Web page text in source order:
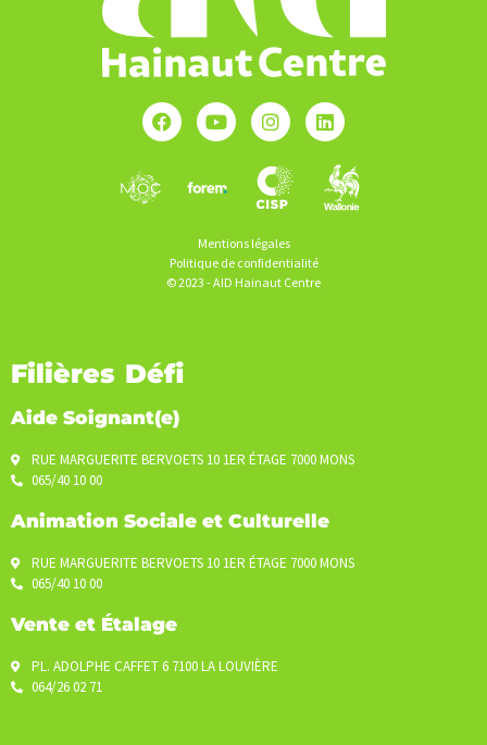
Mentions légales
Politique de confidentialité
© 2023 - AID Hainaut Centre
Filières Défi
Aide Soignant(e)
RUE MARGUERITE BERVOETS 10 1ER ÉTAGE 7000 MONS
065/40 10 00
Animation Sociale et Culturelle
RUE MARGUERITE BERVOETS 10 1ER ÉTAGE 7000 MONS
065/40 10 00
Vente et Étalage
PL. ADOLPHE CAFFET 6 7100 LA LOUVIÈRE
064/26 02 71